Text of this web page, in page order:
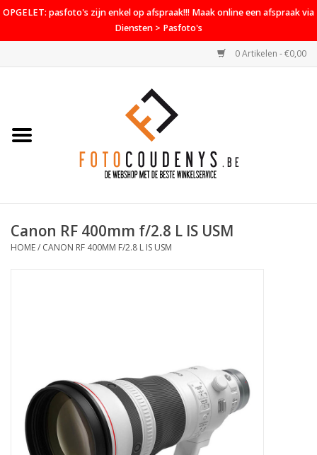
OPGELET: pasfoto's zijn enkel op afspraak!!! Maak online een afspraak via
Diensten > Pasfoto's
0 Artikelen - €0,00
Home
PROMO
Canon RF 400mm f/2.8 L IS USM
HOME/ CANON RF 400MM F/2.8 L IS USM